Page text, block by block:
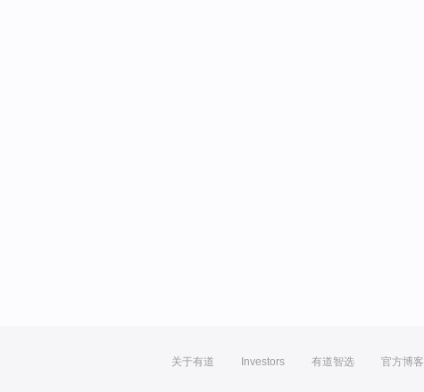
关于有道 Investors 有道智选 官方博客